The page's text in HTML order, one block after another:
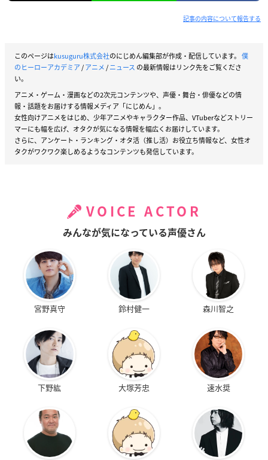
記事の内容について報告する
このページはkusuguru株式会社のにじめん編集部が作成・配信しています。 僕
のヒーローアカデミア/アニメ/ニュース の最新情報はリンク先をご覧くださ
い。
アニメ・ゲーム・漫画などの2次元コンテンツや、声優・舞台・俳優などの情
報・話題をお届けする情報メディア「にじめん」。
女性向けアニメをはじめ、少年アニメやキャラクター作品、VTuberなどストリー
マーにも幅を広げ、オタクが気になる情報を幅広くお届けしています。
さらに、アンケート・ランキング・オタ活（推し活）お役立ち情報など、女性オ
タクがワクワク楽しめるようなコンテンツも発信しています。
VOICE ACTOR
みんなが気になっている声優さん
宮野真守 鈴村健一 森川智之
下野紘 大塚芳忠 速水奨